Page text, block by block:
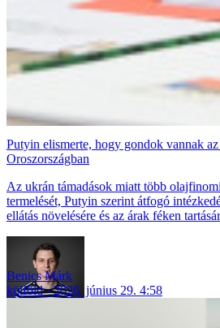
Putyin elismerte, hogy gondok vannak az
Oroszországban
Az ukrán támadások miatt több
termelését, Putyin szerint átfogó
ellátás növelésére és az árak féken
Benics Márk
külföld
2026. június 29. 4:58